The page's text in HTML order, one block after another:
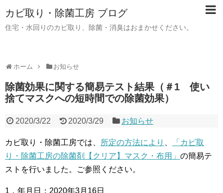
カビ取り・除菌工房 ブログ
住宅・水回りのカビ取り、除菌・消臭はおまかせください。
ホーム お知らせ
除菌効果に関する簡易テスト結果（＃1 使い
捨てマスクへの短時間での除菌効果）
2020/3/22 2020/3/29 お知らせ
カビ取り・除菌工房では、 所定の方法により
「カビ取
り・除菌工房の除菌剤【クリア】マスク・布用」 の簡易テ
ストを行いました。ご参照ください。
1．年月日：2020年3月16日